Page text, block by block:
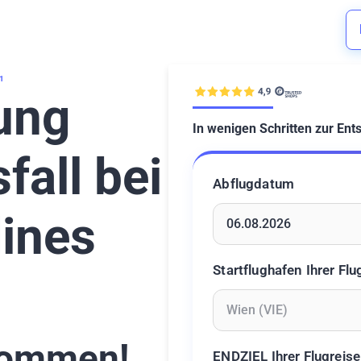
bei
In wenigen Schritten zur
Abflugdatum
Startflughafen Ihrer
ENDZIEL Ihrer Flugreise